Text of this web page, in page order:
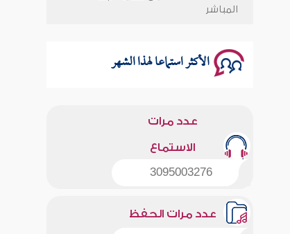
المباشر
الأكثر استماعا لهذا الشهر
عدد مرات
الاستماع
3095003276
عدد مرات الحفظ